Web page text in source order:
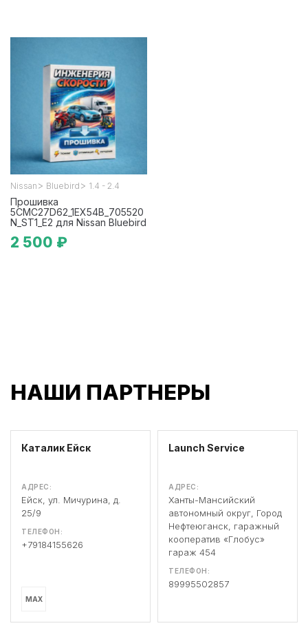
Nissan > Bluebird > 1.4 - 2.4
Прошивка
5CMC27D62_1EX54B_705520
N_ST1_E2 для Nissan Bluebird
2 500 ₽
НАШИ ПАРТНЕРЫ
Каталик Ейск
АДРЕС:
Ейск, ул. Мичурина, д.
25/9
ТЕЛЕФОН:
+79184155626
MAX
Launch Service
АДРЕС:
Ханты-Мансийский
автономный округ, Город
Нефтеюганск, гаражный
кооператив «Глобус»
гараж 454
ТЕЛЕФОН:
89995502857